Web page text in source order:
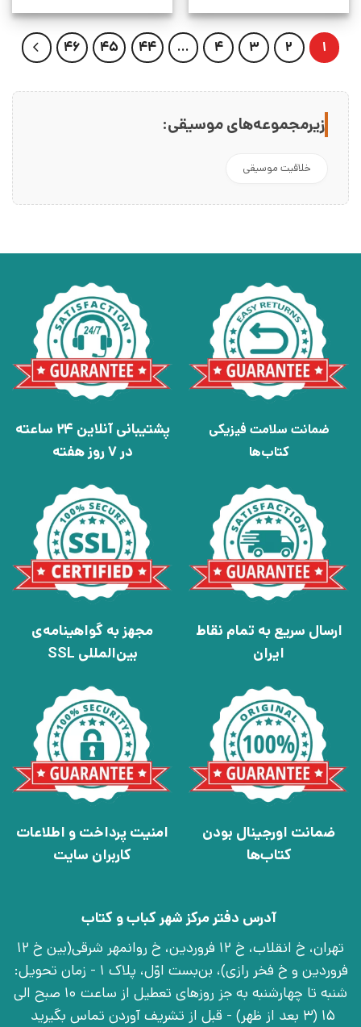
1
2
3
4
…
44
45
46
زیرمجموعه‌های موسیقی:
خلاقیت موسیقی
ضمانت سلامت فیزیکی
کتاب‌ها
پشتیبانی آنلاین 24 ساعته
در 7 روز هفته
ارسال سریع به تمام نقاط
ایران
مجهز به گواهینامه‌ی
بین‌المللی SSL
ضمانت اورجینال بودن
کتاب‌ها
امنیت پرداخت و اطلاعات
کاربران سایت
آدرس دفتر مرکز شهر کباب و کتاب
تهران، خ انقلاب، خ 12 فروردین، خ روانمهر شرقی(بین خ 12
فروردین و خ فخر رازی)، بن‌بست اوّل، پلاک 1 - زمان تحویل:
شنبه تا چهارشنبه به جز روزهای تعطیل از ساعت 10 صبح الی
15 (3 بعد از ظهر) - قبل از تشریف آوردن تماس بگیرید